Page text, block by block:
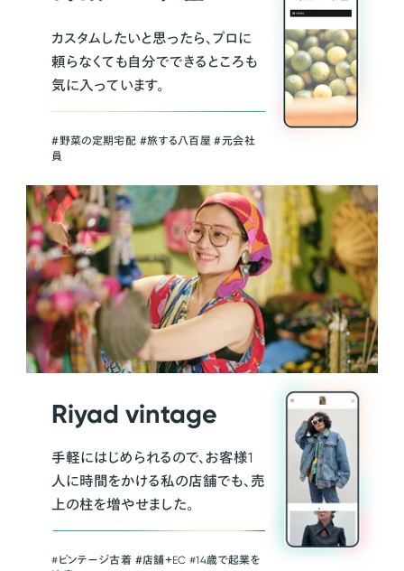
カスタムしたいと思ったら、プロに
頼らなくても自分でできるところも
気に入っています。
＃野菜の定期宅配 ＃旅する八百屋 ＃元会社
員
Riyad vintage
手軽にはじめられるので、お客様1
人に時間をかける私の店舗でも、売
上の柱を増やせました。
#ビンテージ古着 ＃店舗＋EC #14歳で起業を